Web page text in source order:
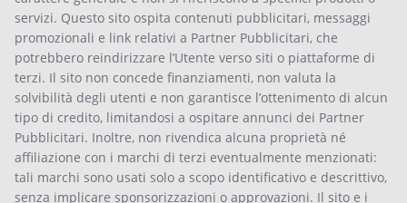
servizi. Questo sito ospita contenuti pubblicitari, messaggi
promozionali e link relativi a Partner Pubblicitari, che
potrebbero reindirizzare l’Utente verso siti o piattaforme di
terzi. Il sito non concede finanziamenti, non valuta la
solvibilità degli utenti e non garantisce l’ottenimento di alcun
tipo di credito, limitandosi a ospitare annunci dei Partner
Pubblicitari. Inoltre, non rivendica alcuna proprietà né
affiliazione con i marchi di terzi eventualmente menzionati:
tali marchi sono usati solo a scopo identificativo e descrittivo,
senza implicare sponsorizzazioni o approvazioni. Il sito e i